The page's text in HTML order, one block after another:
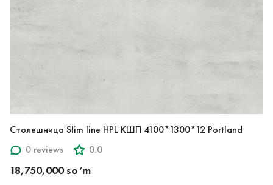
Столешница Slim line HPL КШП 4100*1300*12 Portland
0 reviews
0.0
18,750,000 so‘m